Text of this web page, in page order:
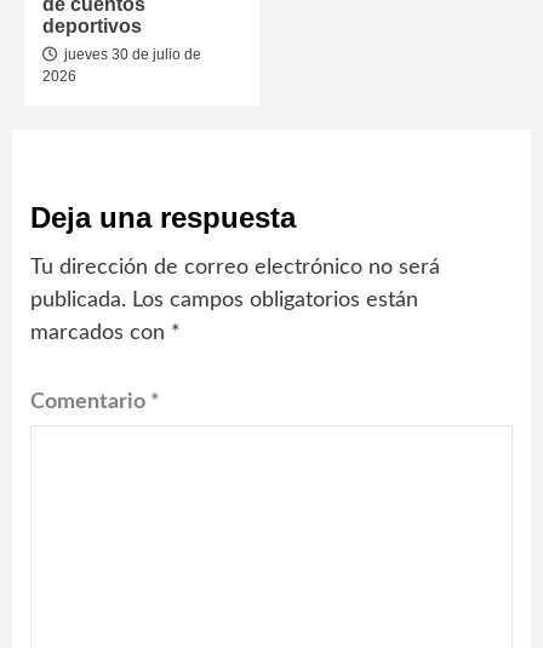
de cuentos
deportivos
jueves 30 de julio de
2026
Deja una respuesta
Tu dirección de correo electrónico no será
publicada. Los campos obligatorios están
marcados con *
Comentario *